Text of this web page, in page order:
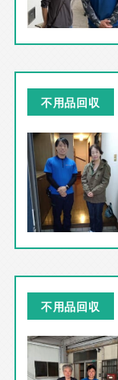
不用品回収
不用品回収